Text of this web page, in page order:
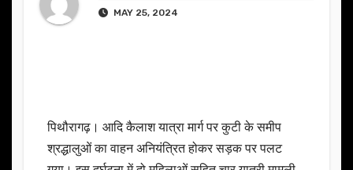
MAY 25, 2024
पिथौरागढ़। आदि कैलाश यात्रा मार्ग पर कुटी के समीप
श्रद्धालुओं का वाहन अनियंत्रित होकर सड़क पर पलट